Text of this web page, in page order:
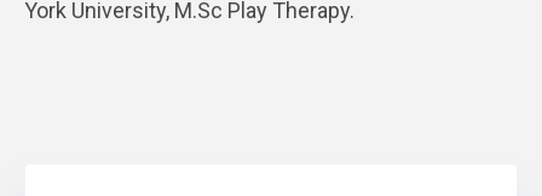
York University, M.Sc Play Therapy.